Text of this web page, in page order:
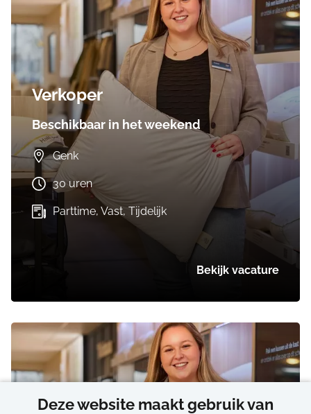
Deze website maakt gebruik van
Verkoper
Beschikbaar in het weekend
Genk
30 uren
Parttime, Vast, Tijdelijk
Bekijk vacature